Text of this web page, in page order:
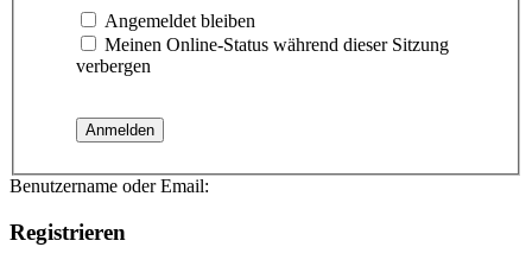
Angemeldet bleiben
Meinen Online-Status während dieser Sitzung
verbergen
Benutzername oder Email:
Registrieren